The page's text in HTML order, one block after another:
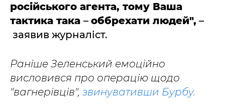
російського агента, тому Ваша
тактика така – оббрехати людей", –
заявив журналіст.
Раніше Зеленський емоційно
висловився про операцію щодо
"вагнерівців", звинувативши Бурбу.